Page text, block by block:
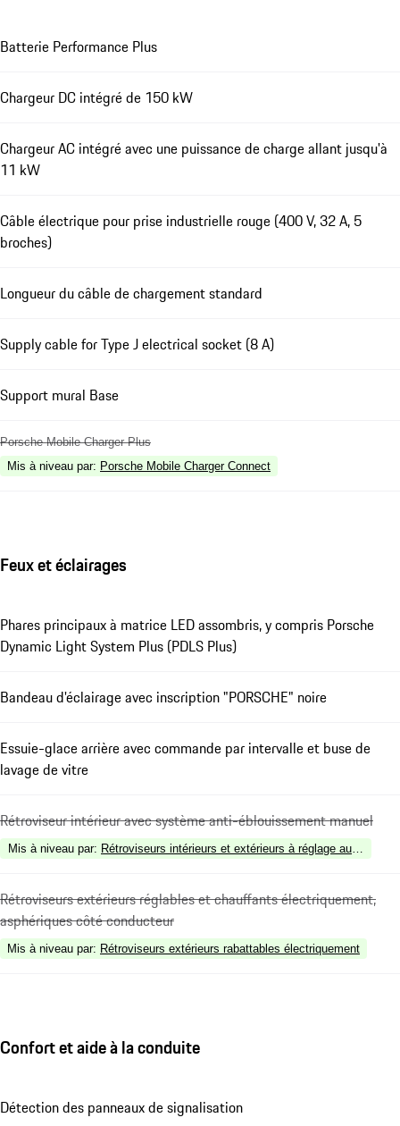
Batterie Performance Plus
Chargeur DC intégré de 150 kW
Chargeur AC intégré avec une puissance de charge allant jusqu'à
11 kW
Câble électrique pour prise industrielle rouge (400 V, 32 A, 5
broches)
Longueur du câble de chargement standard
Supply cable for Type J electrical socket (8 A)
Support mural Base
Porsche Mobile Charger Plus
Mis à niveau par: Porsche Mobile Charger Connect
Feux et éclairages
Phares principaux à matrice LED assombris, y compris Porsche
Dynamic Light System Plus (PDLS Plus)
Bandeau d'éclairage avec inscription "PORSCHE" noire
Essuie-glace arrière avec commande par intervalle et buse de
lavage de vitre
Rétroviseur intérieur avec système anti-éblouissement manuel
Mis à niveau par: Rétroviseurs intérieurs et extérieurs à réglage
Rétroviseurs extérieurs réglables et chauffants électriquement,
asphériques côté conducteur
Mis à niveau par: Rétroviseurs extérieurs rabattables électriquement
Confort et aide à la conduite
Détection des panneaux de signalisation